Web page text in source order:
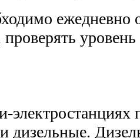
ежедневно
дизельные.